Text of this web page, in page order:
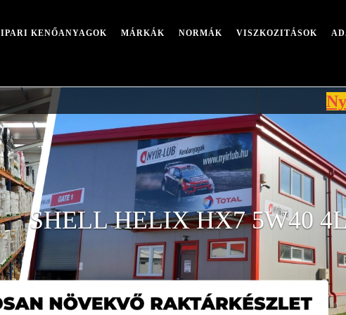
IPARI KENŐANYAGOK MÁRKÁK NORMÁK VISZKOZITÁSOK
Nyári
SHELL HELIX HX7 5W40